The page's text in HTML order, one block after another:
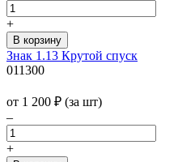
+
Знак 1.13 Крутой спуск
011300
от 1 200 ₽ (за шт)
–
+